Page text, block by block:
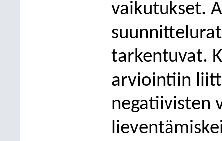
vaikutukset.
tarkentuvat.
arviointiin
negatiivisten